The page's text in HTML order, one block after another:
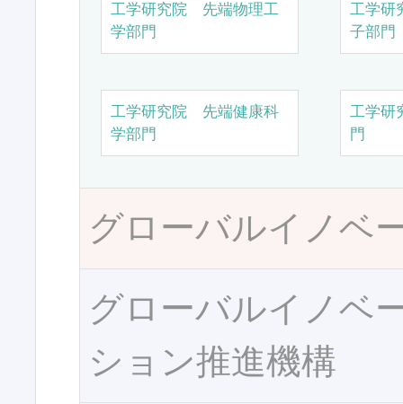
工学研究院 先端物理工
学部門
工学研
子部門
工学研究院 先端健康科
学部門
工学研
門
グローバルイノベ
グローバルイノベ
ション推進機構